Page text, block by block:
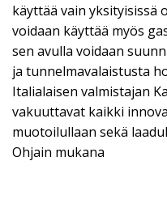
käyttää vain yksityisissä
voidaan käyttää myös
sen avulla voidaan
ja tunnelmavalaistusta
Italialaisen valmistajan
vakuuttavat kaikki
muotoilullaan sekä
Ohjain mukana